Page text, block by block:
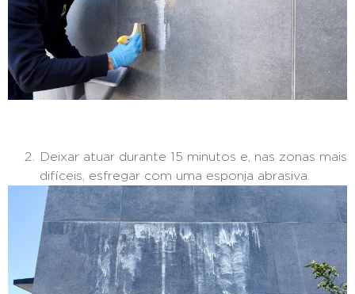
Deixar atuar durante 15 minutos e, nas zonas mais
difíceis, esfregar com uma esponja abrasiva.